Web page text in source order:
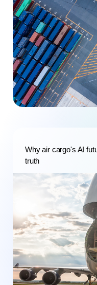
Why air cargo's AI
truth